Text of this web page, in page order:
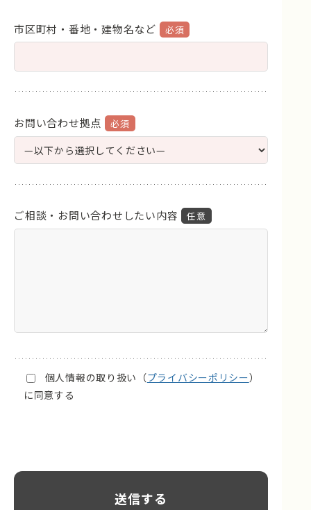
市区町村・番地・建物名など
お問い合わせ拠点
ご相談・お問い合わせしたい内容
個人情報の取り扱い（プライバシーポリシー）
に同意する